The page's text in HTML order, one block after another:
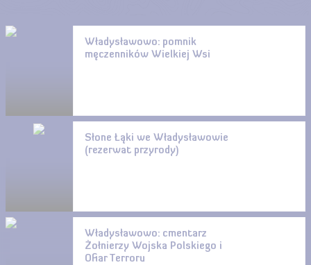
Władysławowo: pomnik
męczenników Wielkiej Wsi
Słone Łąki we Władysławowie
(rezerwat przyrody)
Władysławowo: cmentarz
Żołnierzy Wojska Polskiego i
Ofiar Terroru